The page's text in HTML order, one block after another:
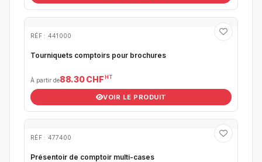
RÉF : 441000
Tourniquets comptoirs pour brochures
À partir de88.30 CHF HT
VOIR LE PRODUIT
RÉF : 477400
Présentoir de comptoir multi-cases